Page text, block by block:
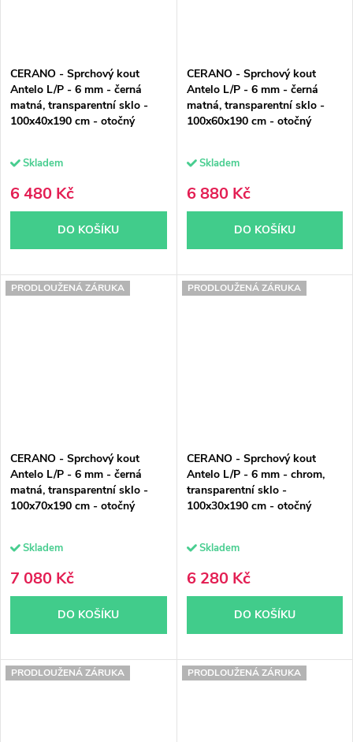
CERANO - Sprchový kout
Antelo L/P - 6 mm - černá
matná, transparentní sklo -
100x40x190 cm - otočný
Skladem
6 480 Kč
DO KOŠÍKU
CERANO - Sprchový kout
Antelo L/P - 6 mm - černá
matná, transparentní sklo -
100x60x190 cm - otočný
Skladem
6 880 Kč
DO KOŠÍKU
PRODLOUŽENÁ ZÁRUKA
CERANO - Sprchový kout
Antelo L/P - 6 mm - černá
matná, transparentní sklo -
100x70x190 cm - otočný
Skladem
7 080 Kč
DO KOŠÍKU
PRODLOUŽENÁ ZÁRUKA
CERANO - Sprchový kout
Antelo L/P - 6 mm - chrom,
transparentní sklo -
100x30x190 cm - otočný
Skladem
6 280 Kč
DO KOŠÍKU
PRODLOUŽENÁ ZÁRUKA PRODLOUŽENÁ ZÁRUKA